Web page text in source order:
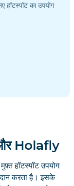
का उपयोग
Holafly
हॉटस्पॉट उपयोग
करता है। इसके